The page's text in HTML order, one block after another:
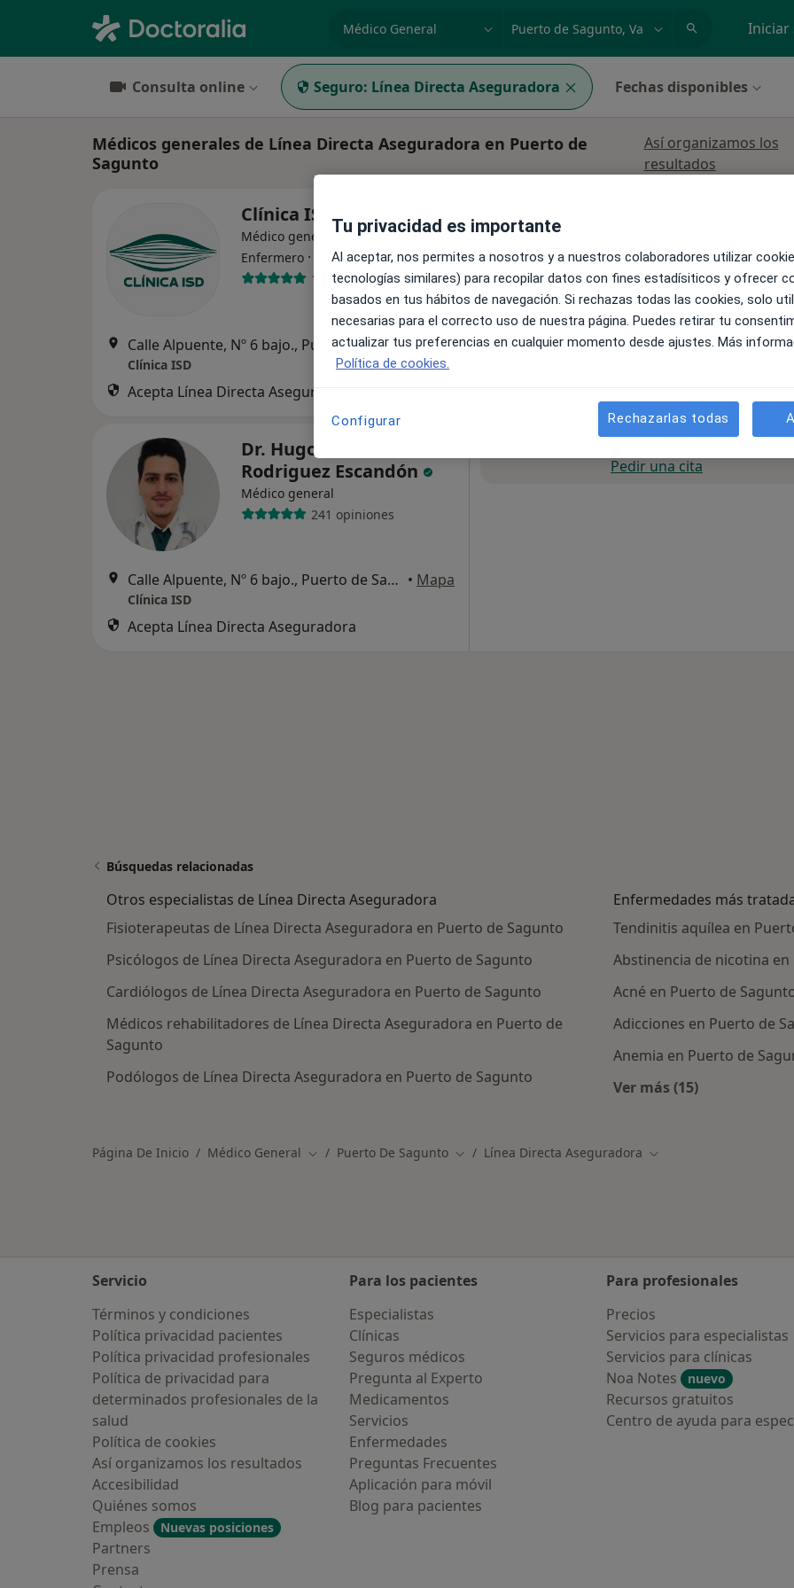
especialidad, enfermedad o nombre Iniciar
Consulta online Seguro: Línea Directa Aseguradora Fechas disponibles
Médicos generales de Línea Directa Aseguradora en Puerto de
Sagunto
Así organizamos los
resultados
Clínica ISD
Médico general, Cardiólogo,
Enfermero · Ver más
1876 opiniones
Calle Alpuente, Nº 6 bajo., Puerto de Sagunto • Mapa
Clínica ISD
Acepta Línea Directa Aseguradora
Dr. Hugo Arturo
Rodriguez Escandón
Médico general
241 opiniones
Calle Alpuente, Nº 6 bajo., Puerto de Sagunto • Mapa
Clínica ISD
Acepta Línea Directa Aseguradora
La reserva de cita online no está
Pedir una cita
Búsquedas relacionadas
Otros especialistas de Línea Directa Aseguradora
Fisioterapeutas de Línea Directa Aseguradora en Puerto de Sagunto
Psicólogos de Línea Directa Aseguradora en Puerto de Sagunto
Cardiólogos de Línea Directa Aseguradora en Puerto de Sagunto
Médicos rehabilitadores de Línea Directa Aseguradora en Puerto de
Sagunto
Podólogos de Línea Directa Aseguradora en Puerto de Sagunto
Enfermedades más
Tendinitis aquílea en
Abstinencia de nicotina
Acné en Puerto de
Adicciones en Puerto de
Anemia en Puerto de
Ver más (15)
Página De Inicio Médico General Cambiar de ciudad
Puerto De Sagunto Cambiar de ciudad
Línea Directa Aseguradora Cambiar de ciudad
Servicio
Términos y condiciones
Política privacidad pacientes
Política privacidad profesionales
Política de privacidad para
determinados profesionales de la
salud
Política de cookies
Así organizamos los resultados
Accesibilidad
Quiénes somos
Empleos
Nuevas posiciones
Partners
Prensa
Para los pacientes
Especialistas
Clínicas
Seguros médicos
Pregunta al Experto
Medicamentos
Servicios
Enfermedades
Preguntas Frecuentes
Aplicación para móvil
Blog para pacientes
Para profesionales
Precios
Servicios para especialistas
Servicios para clínicas
Noa Notes
nuevo
Recursos gratuitos
Centro de ayuda para
Tu privacidad es importante
Al aceptar, nos permites a nosotros y a nuestros colaboradores utilizar
tecnologías similares) para recopilar datos con fines estadísiticos y ofrecer
basados en tus hábitos de navegación. Si rechazas todas las cookies, solo
necesarias para el correcto uso de nuestra página. Puedes retirar tu
actualizar tus preferencias en cualquier momento desde ajustes. Más
Política de cookies.
Configurar Rechazarlas todas